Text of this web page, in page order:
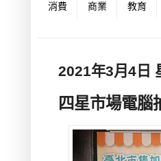
消費 商業 教育
2021年3月4日
四星市場電腦